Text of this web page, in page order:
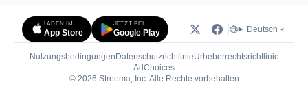
LADEN IM
App Store
JETZT BEI
Google Play Deutsch
Nutzungsbedingungen DatenschutzrichtlinieUrheberrechtsrichtlinie
AdChoices(öffnet in neuem Tab)
© 2026 Streema, Inc. Alle Rechte vorbehalten